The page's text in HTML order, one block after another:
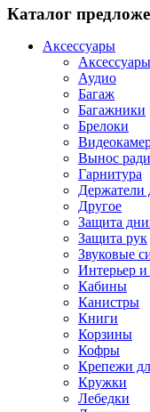
Каталог
Аксессуары
Аудио
Багаж
Багажники
Брелоки
Вынос
Гарнитура
Держатели
Другое
Защита
Защита рук
Звуковые
Интерьер
Кабины
Канистры
Книги
Корзины
Кофры
Крепежи
Кружки
Лебедки